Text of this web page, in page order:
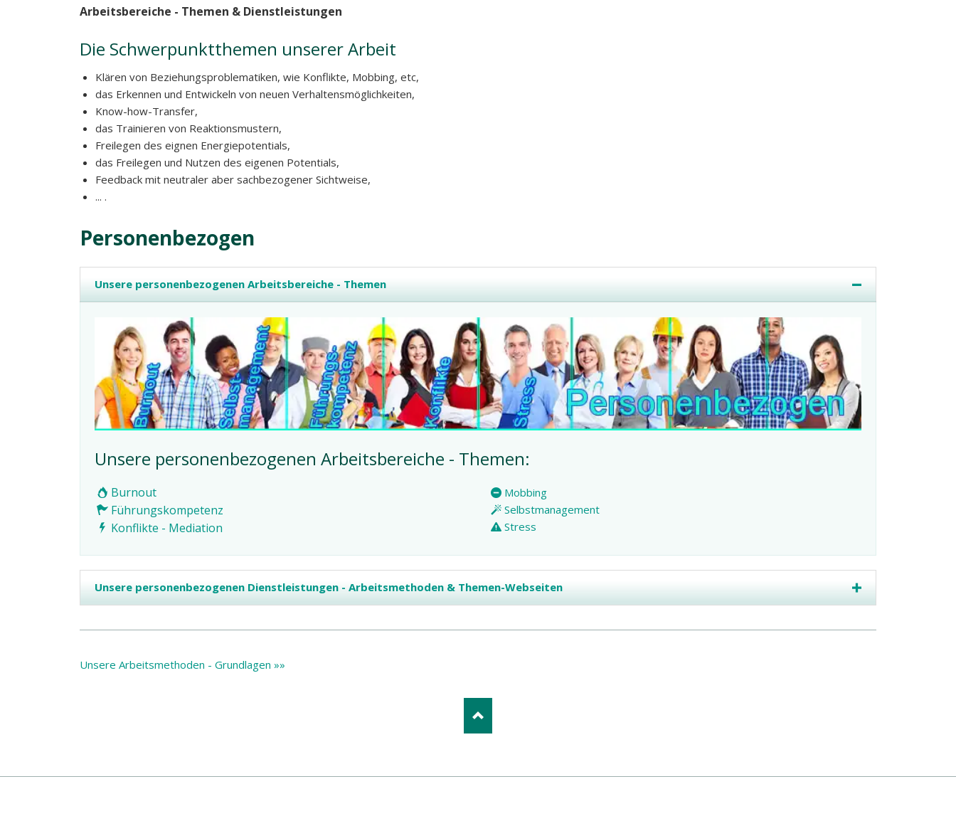
Arbeitsbereiche - Themen & Dienstleistungen
Die Schwerpunktthemen unserer Arbeit
Klären von Beziehungsproblematiken, wie Konflikte, Mobbing, etc,
das Erkennen und Entwickeln von neuen Verhaltensmöglichkeiten,
Know-how-Transfer,
das Trainieren von Reaktionsmustern,
Freilegen des eignen Energiepotentials,
das Freilegen und Nutzen des eigenen Potentials,
Feedback mit neutraler aber sachbezogener Sichtweise,
... .
Personenbezogen
Unsere personenbezogenen Arbeitsbereiche - Themen
Unsere personenbezogenen Arbeitsbereiche - Themen:
Burnout
Führungskompetenz
Konflikte - Mediation
Mobbing
Selbstmanagement
Stress
Unsere personenbezogenen Dienstleistungen - Arbeitsmethoden & Themen-Webseiten
Unsere Arbeitsmethoden - Grundlagen »»